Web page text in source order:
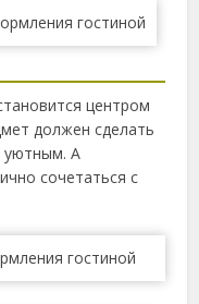
центром
должен сделать
уютным. А
сочетаться с